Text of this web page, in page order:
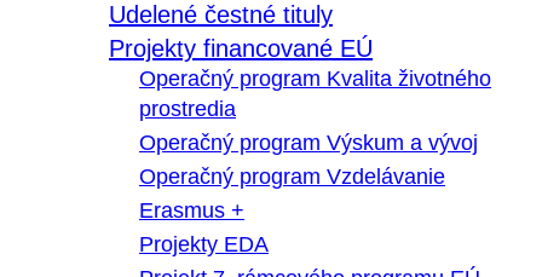
Udelené čestné tituly
Projekty financované EÚ
Operačný program Kvalita životného
prostredia
Operačný program Výskum a vývoj
Operačný program Vzdelávanie
Erasmus +
Projekty EDA